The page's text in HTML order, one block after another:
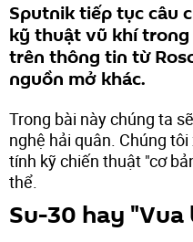
Sputnik tiếp tục câu
kỹ thuật vũ khí trong
trên thông tin từ
nguồn mở khác.
Trong bài này chúng ta
nghệ hải quân. Chúng
tính kỹ chiến thuật "cơ
thể.
Su-30 hay